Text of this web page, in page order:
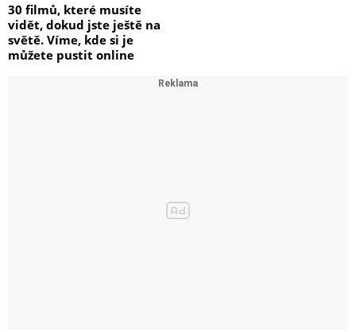
30 filmů, které musíte
vidět, dokud jste ještě na
světě. Víme, kde si je
můžete pustit online